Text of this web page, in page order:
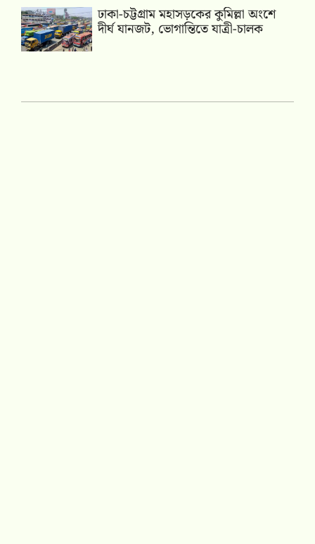
ঢাকা-চট্টগ্রাম মহাসড়কের কুমিল্লা অংশে
দীর্ঘ যানজট, ভোগান্তিতে যাত্রী-চালক